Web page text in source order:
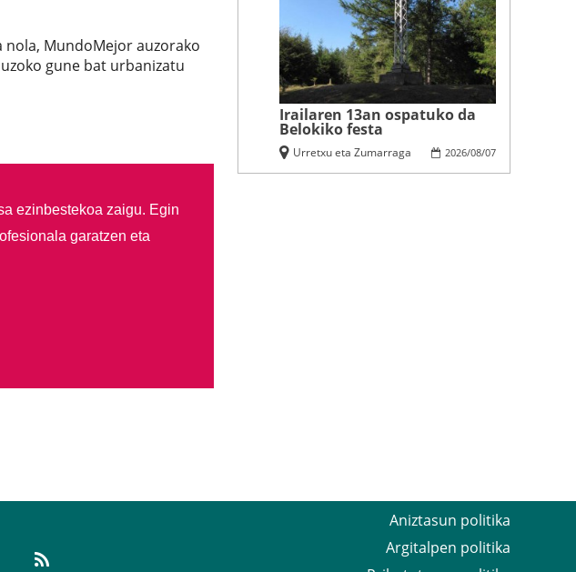
nola, MundoMejor auzorako
gune bat urbanizatu
ezinbestekoa zaigu. Egin
garatzen eta
Irailaren 13an ospatuko da
Belokiko festa
2026/08/07
Urretxu eta Zumarraga
Aniztasun politika
Argitalpen politika